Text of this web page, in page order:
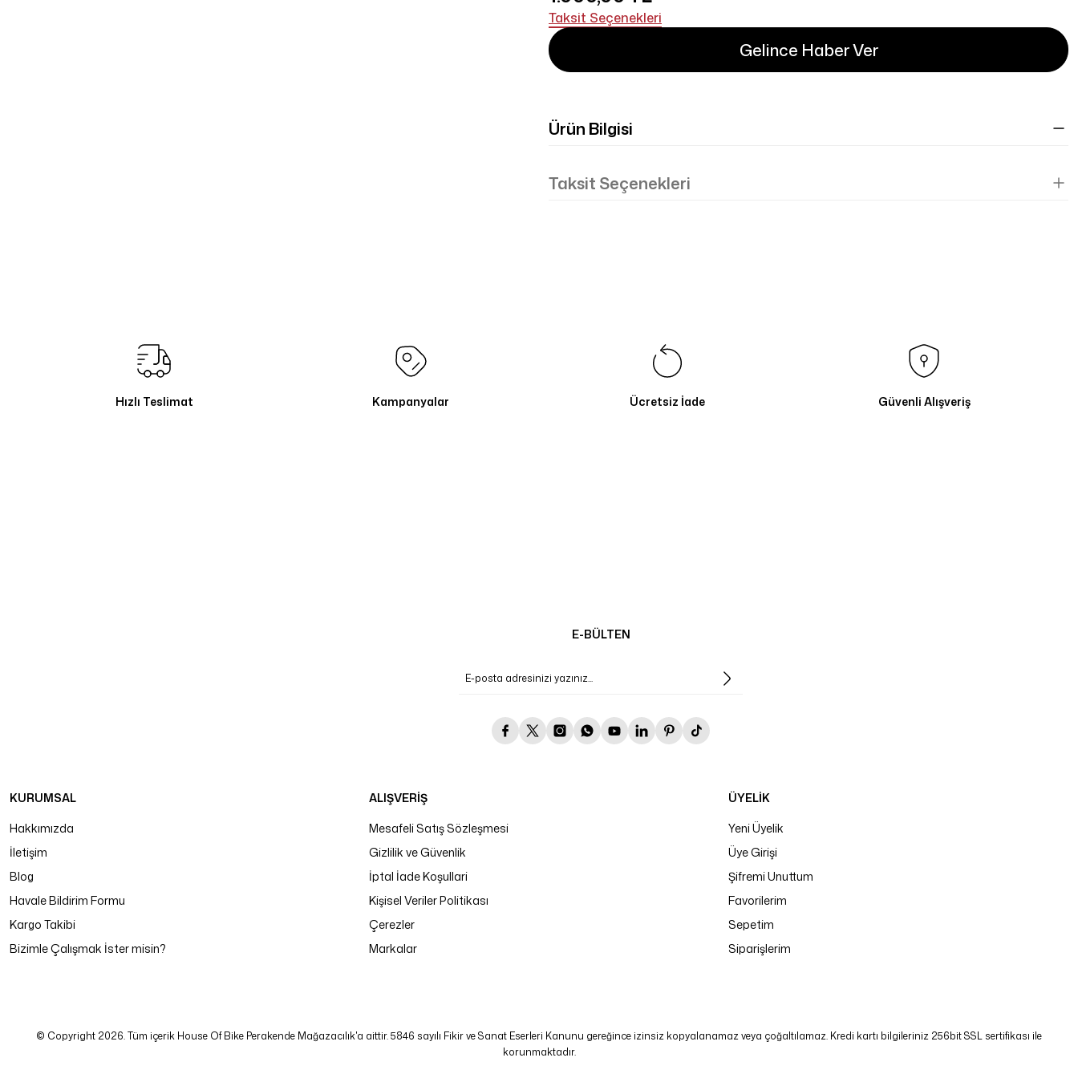
Taksit Seçenekleri
Gelince Haber Ver
Ürün Bilgisi
Taksit Seçenekleri
Hızlı Teslimat Kampanyalar Ücretsiz İade Güvenli Alışveriş
E-BÜLTEN
KURUMSAL
Hakkımızda
İletişim
Blog
Havale Bildirim Formu
Kargo Takibi
Bizimle Çalışmak İster misin?
ALIŞVERİŞ
Mesafeli Satış Sözleşmesi
Gizlilik ve Güvenlik
İptal İade Koşullari
Kişisel Veriler Politikası
Çerezler
Markalar
ÜYELİK
Yeni Üyelik
Üye Girişi
Şifremi Unuttum
Favorilerim
Sepetim
Siparişlerim
© Copyright 2026. Tüm içerik House Of Bike Perakende Mağazacılık'a aittir. 5846 sayılı Fikir ve Sanat Eserleri Kanunu gereğince izinsiz kopyalanamaz veya çoğaltılamaz. Kredi kartı bilgileriniz 256bit SSL sertifikası ile
korunmaktadır.